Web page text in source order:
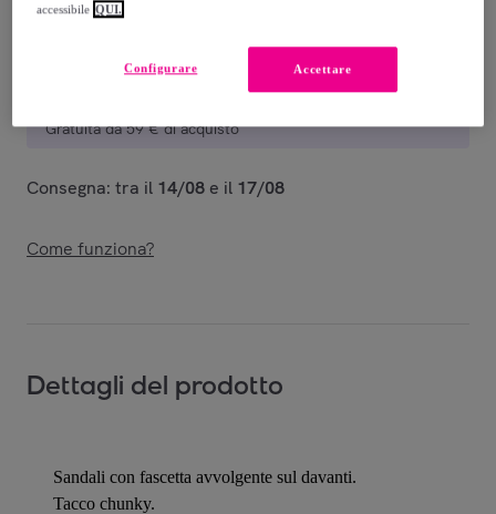
Gratuita da 59 € di acquisto
Consegna: tra il 14/08 e il 17/08
Come funziona?
Dettagli del prodotto
Sandali con fascetta avvolgente sul davanti.
Tacco chunky.
accessibile QUI.
Accettare
Configurare